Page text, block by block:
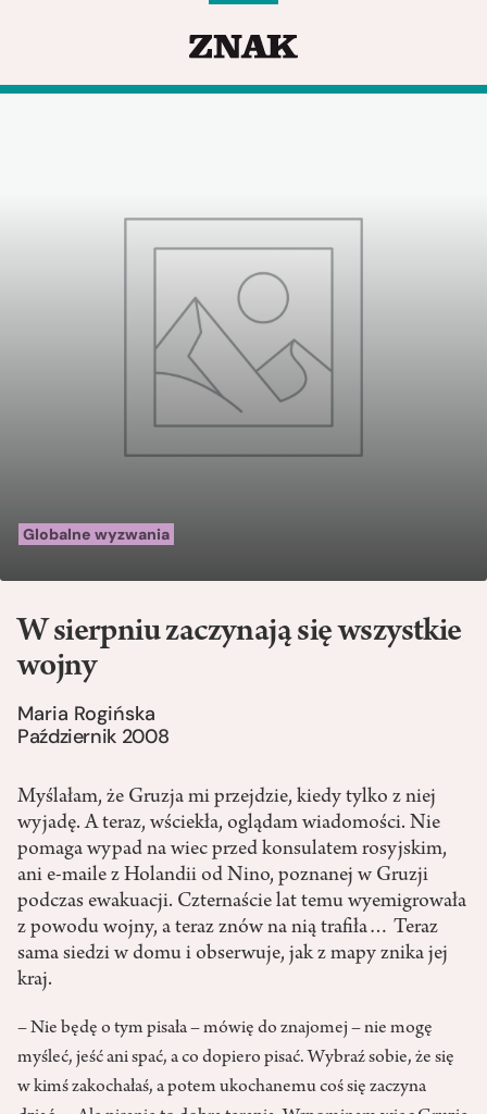
Globalne wyzwania
W sierpniu zaczynają się wszystkie
wojny
Maria Rogińska
Październik 2008
Myślałam, że Gruzja mi przejdzie, kiedy tylko z niej
wyjadę. A teraz, wściekła, oglądam wiadomości. Nie
pomaga wypad na wiec przed konsulatem rosyjskim,
ani e-maile z Holandii od Nino, poznanej w Gruzji
podczas ewakuacji. Czternaście lat temu wyemigrowała
z powodu wojny, a teraz znów na nią trafiła… Teraz
sama siedzi w domu i obserwuje, jak z mapy znika jej
kraj.
– Nie będę o tym pisała – mówię do znajomej – nie mogę
myśleć, jeść ani spać, a co dopiero pisać. Wybraź sobie, że się
w kimś zakochałaś, a potem ukochanemu coś się zaczyna